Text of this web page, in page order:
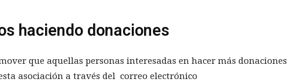
haciendo donaciones
que aquellas personas interesadas en hacer más donaciones
asociación a través del correo electrónico